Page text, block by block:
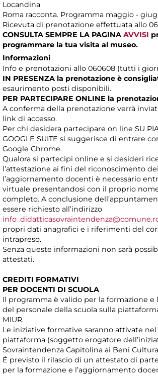
Locandina
Roma racconta. Programma maggio -
Ricevuta di prenotazione effettuata allo
CONSULTA SEMPRE LA PAGINA AVVISI
programmare la tua visita al museo.
Informazioni
Info e prenotazioni allo 060608 (tutti i
IN PRESENZA la prenotazione è
esaurimento posti disponibili.
PER PARTECIPARE ONLINE la
A conferma della prenotazione verrà
link di accesso.
Per chi desidera partecipare on line SU
GOOGLE SUITE si suggerisce di entrare
Google Chrome.
Qualora si partecipi online e si desideri
l’attestazione ai fini del riconoscimento
l’aggiornamento docenti è necessario
virtuale presentandosi con il proprio
completo. A conclusione
essere richiesto all’indirizzo
propri dati anagrafici e i riferimenti del
intrapreso.
Senza queste informazioni non sarà
attestati.
CREDITI FORMATIVI
PER DOCENTI DI SCUOLA
Il programma è valido per la formazione e
del personale della scuola sulla piattaforma
MIUR.
Le iniziative formative saranno attivate
piattaforma (soggetto erogatore
Sovraintendenza Capitolina ai Beni
É previsto il rilascio di un attestato di
per la formazione e l’aggiornamento